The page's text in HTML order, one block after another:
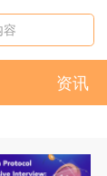
资讯